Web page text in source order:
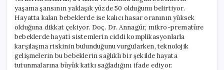
yaşama şansının yaklaşık yüzde 50 olduğunu belirtiyor.
Hayatta kalan bebeklerde ise kalıcı hasar oranının yüksek
olduğuna dikkat çekiyor. Doç. Dr. Annagür, mikro-prematüre
bebeklerde hayati sistemlerin ciddi komplikasyonlarla
karşılaşma riskinin bulunduğunu vurgularken, teknolojik
gelişmelerin bu bebeklerin sağlıklı bir şekilde hayata
tutunmalarına büyük katkı sağladığını ifade ediyor.